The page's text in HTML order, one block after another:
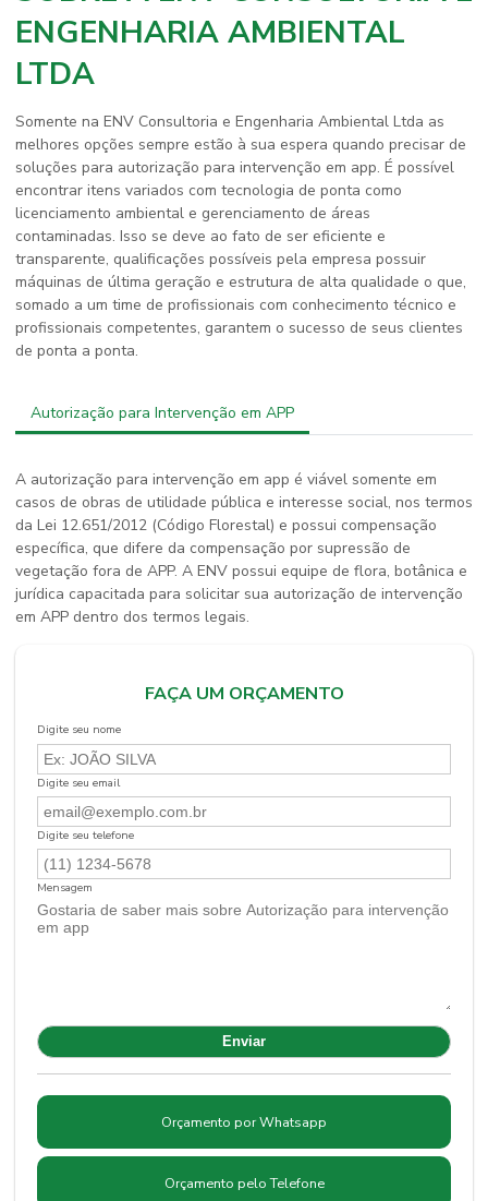
ENGENHARIA AMBIENTAL
LTDA
Somente na ENV Consultoria e Engenharia Ambiental Ltda as
melhores opções sempre estão à sua espera quando precisar de
soluções para autorização para intervenção em app. É possível
encontrar itens variados com tecnologia de ponta como
licenciamento ambiental e gerenciamento de áreas
contaminadas. Isso se deve ao fato de ser eficiente e
transparente, qualificações possíveis pela empresa possuir
máquinas de última geração e estrutura de alta qualidade o que,
somado a um time de profissionais com conhecimento técnico e
profissionais competentes, garantem o sucesso de seus clientes
de ponta a ponta.
Autorização para Intervenção em APP
A autorização para intervenção em app é viável somente em
casos de obras de utilidade pública e interesse social, nos termos
da Lei 12.651/2012 (Código Florestal) e possui compensação
específica, que difere da compensação por supressão de
vegetação fora de APP. A ENV possui equipe de flora, botânica e
jurídica capacitada para solicitar sua autorização de intervenção
em APP dentro dos termos legais.
FAÇA UM ORÇAMENTO
Digite seu nome
Digite seu email
Digite seu telefone
Mensagem
Orçamento por Whatsapp
Orçamento pelo Telefone